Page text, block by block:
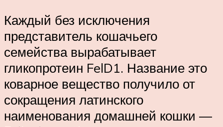
Каждый без исключения
представитель кошачьего
семейства вырабатывает
гликопротеин FelD1. Название это
коварное вещество получило от
сокращения латинского
наименования домашней кошки —